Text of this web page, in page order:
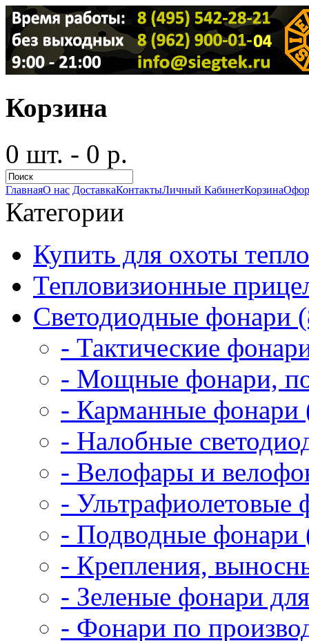
Корзина
0 шт. - 0 р.
ГлавнаяО нас ДоставкаКонтактыЛичный КабинетКорзина
Категории
Купить для охоты
Тепловизионные
Светодиодные фонари
- Тактические
- Мощные фонари,
- Карманные фонари
- Налобные
- Велофары и
- Ультрафиолетовые
- Подводные фонари
- Крепления,
- Зеленые фонари
- Фонари по